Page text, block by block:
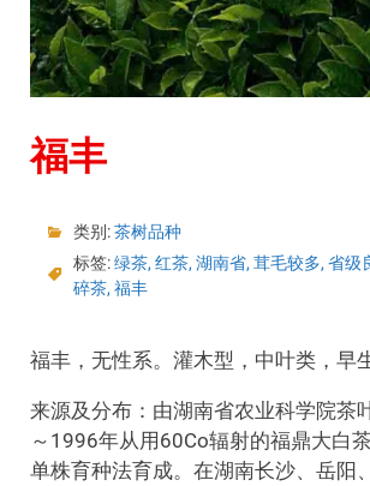
福丰
类别:茶树品种
标签:绿茶, 红茶, 湖南省, 茸毛较多, 省级
碎茶, 福丰
福丰，无性系。灌木型，中叶类，早
来源及分布：由湖南省农业科学院茶
～1996年从用60Co辐射的福鼎大白
单株育种法育成。在湖南长沙、岳阳